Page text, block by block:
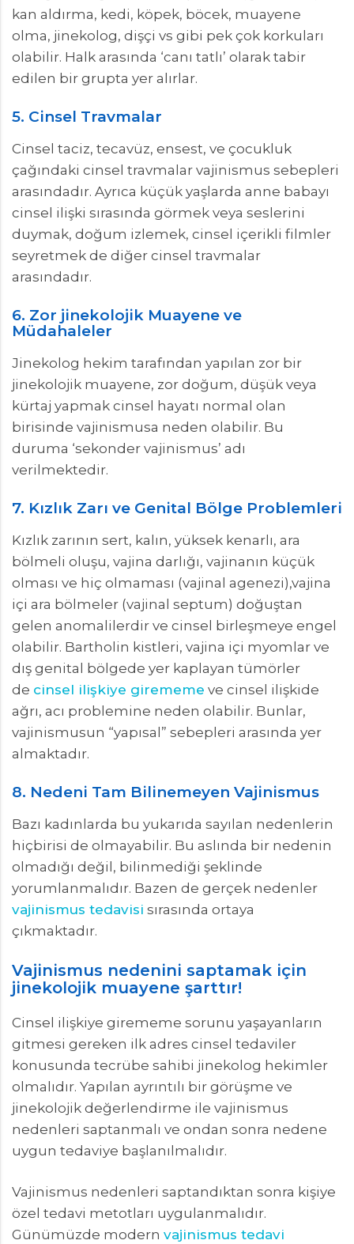
kan aldırma, kedi, köpek, böcek, muayene
olma, jinekolog, dişçi vs gibi pek çok korkuları
olabilir. Halk arasında ‘canı tatlı’ olarak tabir
edilen bir grupta yer alırlar.
5. Cinsel Travmalar
Cinsel taciz, tecavüz, ensest, ve çocukluk
çağındaki cinsel travmalar vajinismus sebepleri
arasındadır. Ayrıca küçük yaşlarda anne babayı
cinsel ilişki sırasında görmek veya seslerini
duymak, doğum izlemek, cinsel içerikli filmler
seyretmek de diğer cinsel travmalar
arasındadır.
6. Zor jinekolojik Muayene ve
Müdahaleler
Jinekolog hekim tarafından yapılan zor bir
jinekolojik muayene, zor doğum, düşük veya
kürtaj yapmak cinsel hayatı normal olan
birisinde vajinismusa neden olabilir. Bu
duruma ‘sekonder vajinismus’ adı
verilmektedir.
7. Kızlık Zarı ve Genital Bölge Problemleri
Kızlık zarının sert, kalın, yüksek kenarlı, ara
bölmeli oluşu, vajina darlığı, vajinanın küçük
olması ve hiç olmaması (vajinal agenezi),vajina
içi ara bölmeler (vajinal septum) doğuştan
gelen anomalilerdir ve cinsel birleşmeye engel
olabilir. Bartholin kistleri, vajina içi myomlar ve
dış genital bölgede yer kaplayan tümörler
de cinsel ilişkiye girememe ve cinsel ilişkide
ağrı, acı problemine neden olabilir. Bunlar,
vajinismusun “yapısal” sebepleri arasında yer
almaktadır.
8. Nedeni Tam Bilinemeyen Vajinismus
Bazı kadınlarda bu yukarıda sayılan nedenlerin
hiçbirisi de olmayabilir. Bu aslında bir nedenin
olmadığı değil, bilinmediği şeklinde
yorumlanmalıdır. Bazen de gerçek nedenler
vajinismus tedavisi sırasında ortaya
çıkmaktadır.
Vajinismus nedenini saptamak için
jinekolojik muayene şarttır!
Cinsel ilişkiye girememe sorunu yaşayanların
gitmesi gereken ilk adres cinsel tedaviler
konusunda tecrübe sahibi jinekolog hekimler
olmalıdır. Yapılan ayrıntılı bir görüşme ve
jinekolojik değerlendirme ile vajinismus
nedenleri saptanmalı ve ondan sonra nedene
uygun tedaviye başlanılmalıdır.
Vajinismus nedenleri saptandıktan sonra kişiye
özel tedavi metotları uygulanmalıdır.
Günümüzde modern vajinismus tedavi